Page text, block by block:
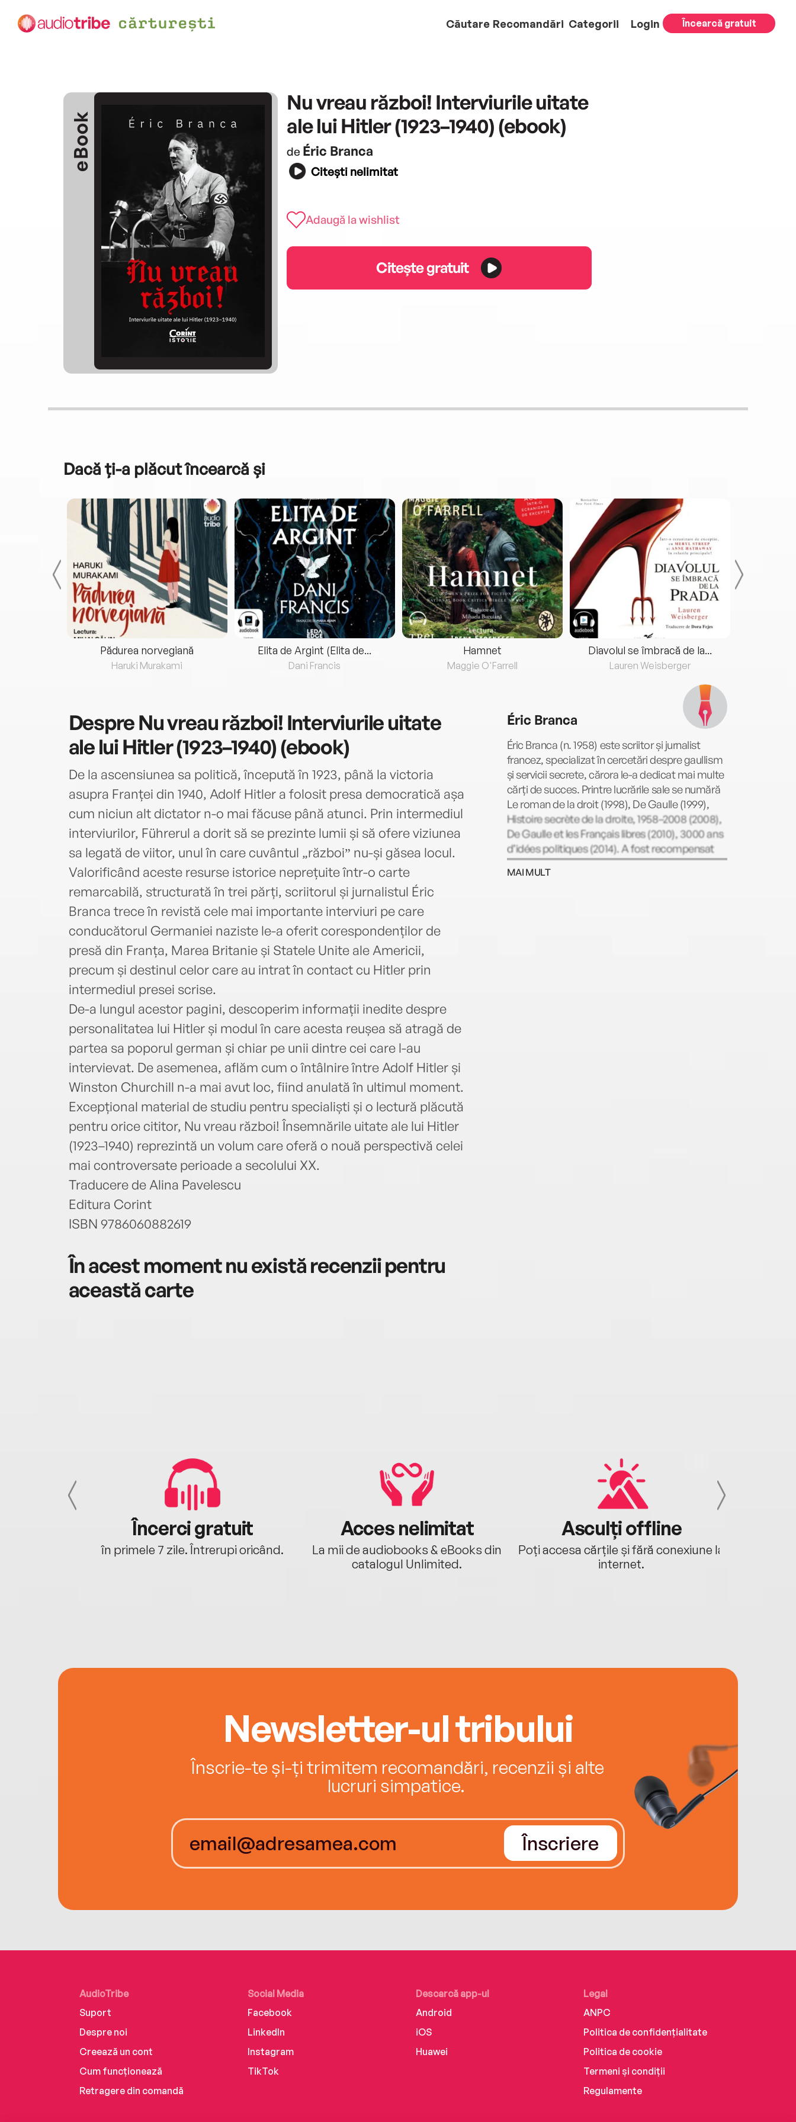
Căutare Recomandări Categorii Login Încearcă gratuit
eBook
Nu vreau război! Interviurile uitate
ale lui Hitler (1923–1940) (ebook)
de Éric Branca
Citești nelimitat
Adaugă la wishlist
Citește gratuit
Dacă ți-a plăcut încearcă și
Pădurea norvegiană
Haruki Murakami
Elita de Argint (Elita de...
Dani Francis
Hamnet
Maggie O'Farrell
Diavolul se îmbracă de la...
Lauren Weisberger
DespreNu vreau război! Interviurile uitate
ale lui Hitler (1923–1940) (ebook)
De la ascensiunea sa politică, începută în 1923, până la victoria
asupra Franței din 1940, Adolf Hitler a folosit presa democratică așa
cum niciun alt dictator n-o mai făcuse până atunci. Prin intermediul
interviurilor, Führerul a dorit să se prezinte lumii și să ofere viziunea
sa legată de viitor, unul în care cuvântul „războiˮ nu-și găsea locul.
Valorificând aceste resurse istorice neprețuite într-o carte
remarcabilă, structurată în trei părți, scriitorul și jurnalistul Éric
Branca trece în revistă cele mai importante interviuri pe care
conducătorul Germaniei naziste le-a oferit corespondenților de
presă din Franța, Marea Britanie și Statele Unite ale Americii,
precum și destinul celor care au intrat în contact cu Hitler prin
intermediul presei scrise.
De-a lungul acestor pagini, descoperim informații inedite despre
personalitatea lui Hitler și modul în care acesta reușea să atragă de
partea sa poporul german și chiar pe unii dintre cei care l-au
intervievat. De asemenea, aflăm cum o întâlnire între Adolf Hitler și
Winston Churchill n-a mai avut loc, fiind anulată în ultimul moment.
Excepțional material de studiu pentru specialiști și o lectură plăcută
pentru orice cititor, Nu vreau război! Însemnările uitate ale lui Hitler
(1923–1940) reprezintă un volum care oferă o nouă perspectivă celei
mai controversate perioade a secolului XX.
Traducere de Alina Pavelescu
Editura Corint
ISBN 9786060882619
În acest moment nu există recenzii pentru
această carte
Éric Branca
Éric Branca (n. 1958) este scriitor și jurnalist
francez, specializat în cercetări despre gaullism
și servicii secrete, cărora le-a dedicat mai multe
cărți de succes. Printre lucrările sale se numără
Le roman de la droit (1998), De Gaulle (1999),
Histoire secrète de la droite, 1958–2008 (2008),
De Gaulle et les Français libres (2010), 3000 ans
d’idées politiques (2014). A fost recompensat
cu Premiul Michel Anfrol pentru cartea De
Gaulle et les grands (2020).
MAI MULT
Încerci gratuit
în primele 7 zile. Întrerupi oricând.
Acces nelimitat
La mii de audiobooks & eBooks din
catalogul Unlimited.
Asculți offline
Poți accesa cărțile și fără conexiune la
internet.
Newsletter-ul tribului
Înscrie-te și-ți trimitem recomandări, recenzii și alte
lucruri simpatice.
Înscriere
AudioTribe
Suport
Despre noi
Creează un cont
Cum funcționează
Retragere din comandă
Social Media
Facebook
LinkedIn
Instagram
TikTok
Descarcă app-ul
Android
iOS
Huawei
Legal
ANPC
Politica de confidențialitate
Politica de cookie
Termeni și condiții
Regulamente